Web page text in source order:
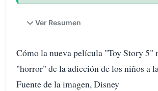
Ver Resumen
Cómo la nueva película "Toy Story 5"
"horror" de la adicción de los niños a
Fuente de la imagen, Disney